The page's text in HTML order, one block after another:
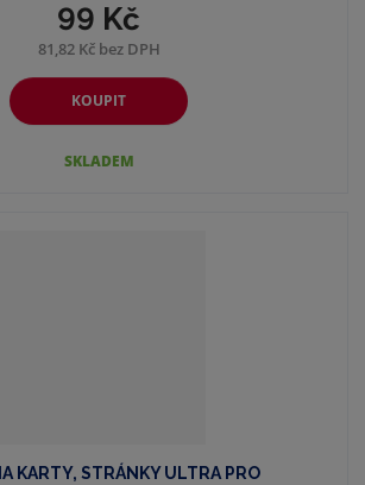
99 Kč
81,82 Kč bez DPH
KOUPIT
SKLADEM
KARTY, STRÁNKY ULTRA PRO